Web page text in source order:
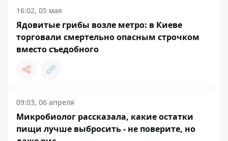
16:02, 05 мая
Ядовитые грибы возле метро: в Киеве
торговали смертельно опасным строчком
вместо съедобного
09:03, 06 апреля
Микробиолог рассказала, какие остатки
пищи лучше выбросить - не поверите, но